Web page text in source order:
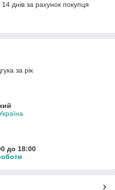
днів за рахунок покупця
за рік
до 18:00